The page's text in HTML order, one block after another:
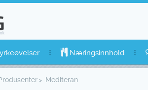
Næringsinnhold
Mediteran